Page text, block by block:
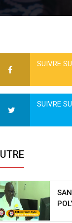
SUIVRE
SUIVRE